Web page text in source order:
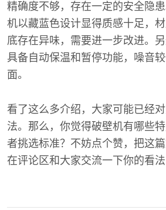
精确度不够，存在一定的安全隐
机以藏蓝色设计显得质感十足，
底存在异味，需要进一步改进。
具备自动保温和暂停功能，噪音
面。
看了这么多介绍，大家可能已经
法。那么，你觉得破壁机有哪些
者挑选标准？不妨点个赞，把这
在评论区和大家交流一下你的看法